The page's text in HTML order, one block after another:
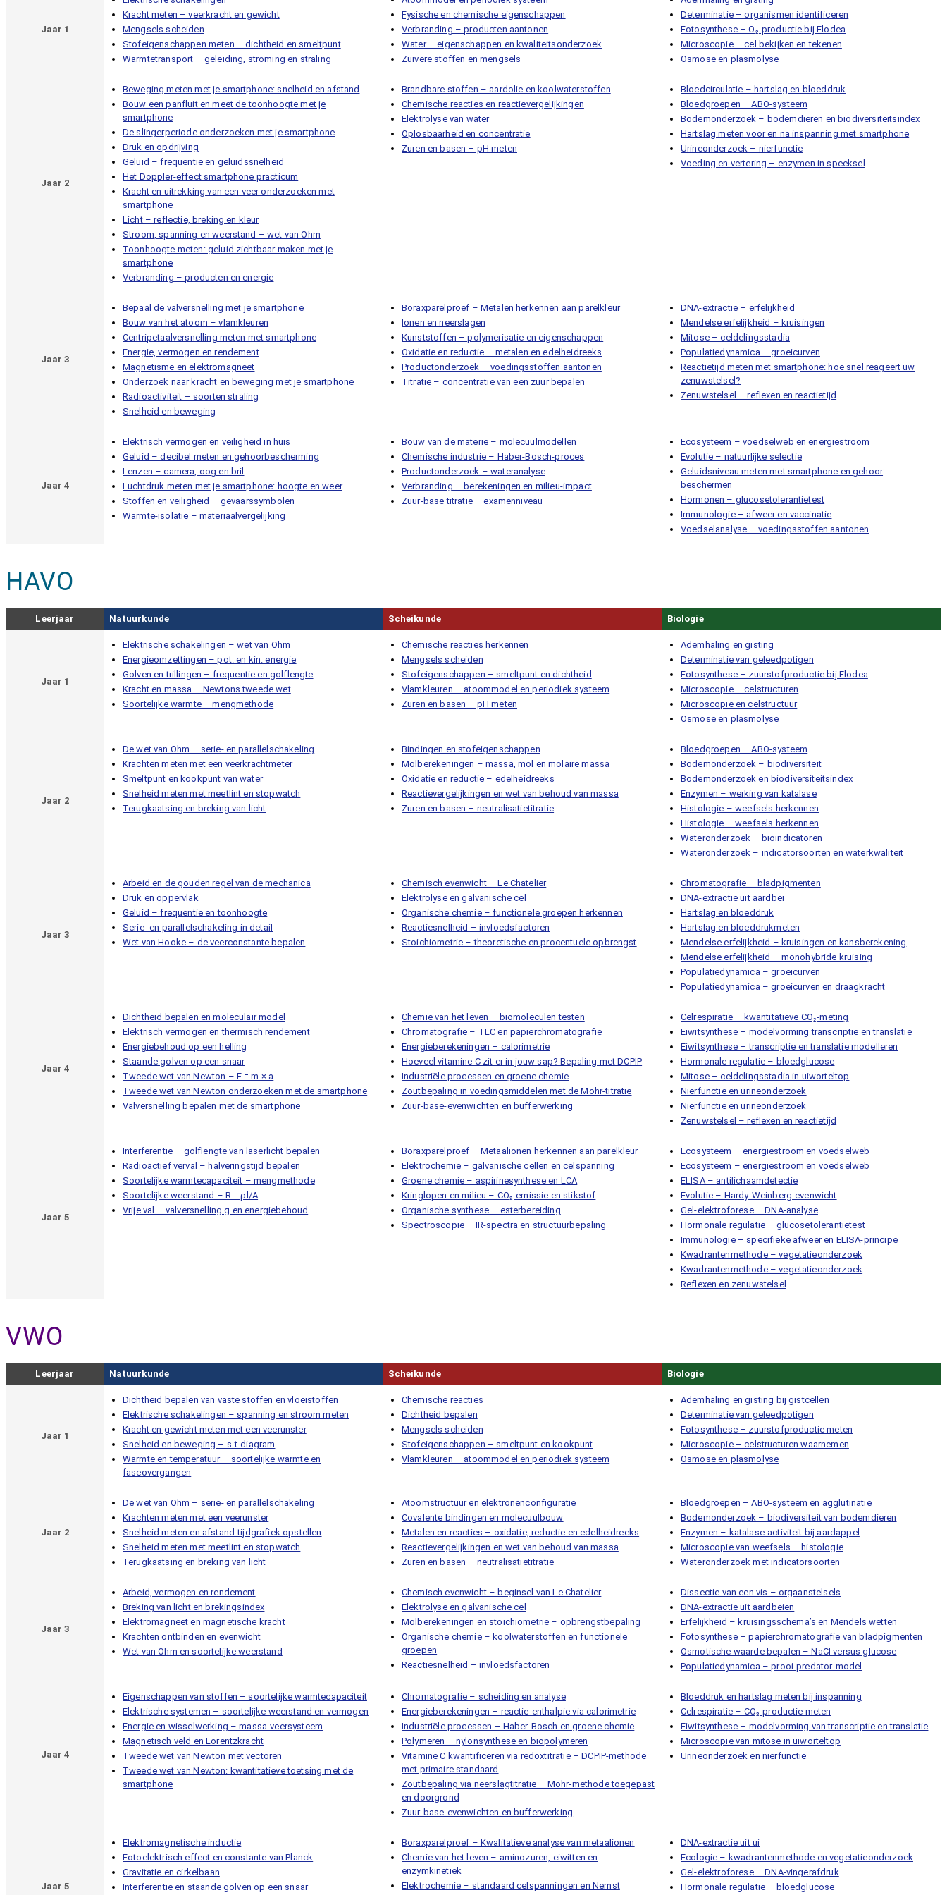
Jaar 1
Kracht meten – veerkracht en gewicht
Mengsels scheiden
Stofeigenschappen meten – dichtheid en smeltpunt
Warmtetransport – geleiding, stroming en straling
Fysische en chemische eigenschappen
Verbranding – producten aantonen
Water – eigenschappen en kwaliteitsonderzoek
Zuivere stoffen en mengsels
Determinatie – organismen identificeren
Fotosynthese – O₂-productie bij Elodea
Microscopie – cel bekijken en tekenen
Osmose en plasmolyse
Jaar 2
Beweging meten met je smartphone: snelheid en afstand
Bouw een panfluit en meet de toonhoogte met je
smartphone
De slingerperiode onderzoeken met je smartphone
Druk en opdrijving
Geluid – frequentie en geluidssnelheid
Het Doppler-effect smartphone practicum
Kracht en uitrekking van een veer onderzoeken met
smartphone
Licht – reflectie, breking en kleur
Stroom, spanning en weerstand – wet van Ohm
Toonhoogte meten: geluid zichtbaar maken met je
smartphone
Verbranding – producten en energie
Brandbare stoffen – aardolie en koolwaterstoffen
Chemische reacties en reactievergelijkingen
Elektrolyse van water
Oplosbaarheid en concentratie
Zuren en basen – pH meten
Bloedcirculatie – hartslag en bloeddruk
Bloedgroepen – ABO-systeem
Bodemonderzoek – bodemdieren en biodiversiteitsindex
Hartslag meten voor en na inspanning met smartphone
Urineonderzoek – nierfunctie
Voeding en vertering – enzymen in speeksel
Jaar 3
Bepaal de valversnelling met je smartphone
Bouw van het atoom – vlamkleuren
Centripetaalversnelling meten met smartphone
Energie, vermogen en rendement
Magnetisme en elektromagneet
Onderzoek naar kracht en beweging met je smartphone
Radioactiviteit – soorten straling
Snelheid en beweging
Boraxparelproef – Metalen herkennen aan parelkleur
Ionen en neerslagen
Kunststoffen – polymerisatie en eigenschappen
Oxidatie en reductie – metalen en edelheidreeks
Productonderzoek – voedingsstoffen aantonen
Titratie – concentratie van een zuur bepalen
DNA-extractie – erfelijkheid
Mendelse erfelijkheid – kruisingen
Mitose – celdelingsstadia
Populatiedynamica – groeicurven
Reactietijd meten met smartphone: hoe snel reageert uw
zenuwstelsel?
Zenuwstelsel – reflexen en reactietijd
Jaar 4
Elektrisch vermogen en veiligheid in huis
Geluid – decibel meten en gehoorbescherming
Lenzen – camera, oog en bril
Luchtdruk meten met je smartphone: hoogte en weer
Stoffen en veiligheid – gevaarssymbolen
Warmte-isolatie – materiaalvergelijking
Bouw van de materie – molecuulmodellen
Chemische industrie – Haber-Bosch-proces
Productonderzoek – wateranalyse
Verbranding – berekeningen en milieu-impact
Zuur-base titratie – examenniveau
Ecosysteem – voedselweb en energiestroom
Evolutie – natuurlijke selectie
Geluidsniveau meten met smartphone en gehoor
beschermen
Hormonen – glucosetolerantietest
Immunologie – afweer en vaccinatie
Voedselanalyse – voedingsstoffen aantonen
HAVO
Leerjaar Natuurkunde Scheikunde Biologie
Jaar 1
Elektrische schakelingen – wet van Ohm
Energieomzettingen – pot. en kin. energie
Golven en trillingen – frequentie en golflengte
Kracht en massa – Newtons tweede wet
Soortelijke warmte – mengmethode
Chemische reacties herkennen
Mengsels scheiden
Stofeigenschappen – smeltpunt en dichtheid
Vlamkleuren – atoommodel en periodiek systeem
Zuren en basen – pH meten
Ademhaling en gisting
Determinatie van geleedpotigen
Fotosynthese – zuurstofproductie bij Elodea
Microscopie – celstructuren
Microscopie en celstructuur
Osmose en plasmolyse
Jaar 2
De wet van Ohm – serie- en parallelschakeling
Krachten meten met een veerkrachtmeter
Smeltpunt en kookpunt van water
Snelheid meten met meetlint en stopwatch
Terugkaatsing en breking van licht
Bindingen en stofeigenschappen
Molberekeningen – massa, mol en molaire massa
Oxidatie en reductie – edelheidreeks
Reactievergelijkingen en wet van behoud van massa
Zuren en basen – neutralisatietitratie
Bloedgroepen – ABO-systeem
Bodemonderzoek – biodiversiteit
Bodemonderzoek en biodiversiteitsindex
Enzymen – werking van katalase
Histologie – weefsels herkennen
Histologie – weefsels herkennen
Wateronderzoek – bioindicatoren
Wateronderzoek – indicatorsoorten en waterkwaliteit
Jaar 3
Arbeid en de gouden regel van de mechanica
Druk en oppervlak
Geluid – frequentie en toonhoogte
Serie- en parallelschakeling in detail
Wet van Hooke – de veerconstante bepalen
Chemisch evenwicht – Le Chatelier
Elektrolyse en galvanische cel
Organische chemie – functionele groepen herkennen
Reactiesnelheid – invloedsfactoren
Stoichiometrie – theoretische en procentuele opbrengst
Chromatografie – bladpigmenten
DNA-extractie uit aardbei
Hartslag en bloeddruk
Hartslag en bloeddrukmeten
Mendelse erfelijkheid – kruisingen en kansberekening
Mendelse erfelijkheid – monohybride kruising
Populatiedynamica – groeicurven
Populatiedynamica – groeicurven en draagkracht
Jaar 4
Dichtheid bepalen en moleculair model
Elektrisch vermogen en thermisch rendement
Energiebehoud op een helling
Staande golven op een snaar
Tweede wet van Newton – F = m × a
Tweede wet van Newton onderzoeken met de smartphone
Valversnelling bepalen met de smartphone
Chemie van het leven – biomoleculen testen
Chromatografie – TLC en papierchromatografie
Energieberekeningen – calorimetrie
Hoeveel vitamine C zit er in jouw sap? Bepaling met DCPIP
Industriële processen en groene chemie
Zoutbepaling in voedingsmiddelen met de Mohr-titratie
Zuur-base-evenwichten en bufferwerking
Celrespiratie – kwantitatieve CO₂-meting
Eiwitsynthese – modelvorming transcriptie en translatie
Eiwitsynthese – transcriptie en translatie modelleren
Hormonale regulatie – bloedglucose
Mitose – celdelingsstadia in uiworteltop
Nierfunctie en urineonderzoek
Nierfunctie en urineonderzoek
Zenuwstelsel – reflexen en reactietijd
Jaar 5
Interferentie – golflengte van laserlicht bepalen
Radioactief verval – halveringstijd bepalen
Soortelijke warmtecapaciteit – mengmethode
Soortelijke weerstand – R = ρl/A
Vrije val – valversnelling g en energiebehoud
Boraxparelproef – Metaalionen herkennen aan parelkleur
Elektrochemie – galvanische cellen en celspanning
Groene chemie – aspirinesynthese en LCA
Kringlopen en milieu – CO₂-emissie en stikstof
Organische synthese – esterbereiding
Spectroscopie – IR-spectra en structuurbepaling
Ecosysteem – energiestroom en voedselweb
Ecosysteem – energiestroom en voedselweb
ELISA – antilichaamdetectie
Evolutie – Hardy-Weinberg-evenwicht
Gel-elektroforese – DNA-analyse
Hormonale regulatie – glucosetolerantietest
Immunologie – specifieke afweer en ELISA-principe
Kwadrantenmethode – vegetatieonderzoek
Kwadrantenmethode – vegetatieonderzoek
Reflexen en zenuwstelsel
VWO
Leerjaar Natuurkunde Scheikunde Biologie
Jaar 1
Dichtheid bepalen van vaste stoffen en vloeistoffen
Elektrische schakelingen – spanning en stroom meten
Kracht en gewicht meten met een veerunster
Snelheid en beweging – s-t-diagram
Warmte en temperatuur – soortelijke warmte en
faseovergangen
Chemische reacties
Dichtheid bepalen
Mengsels scheiden
Stofeigenschappen – smeltpunt en kookpunt
Vlamkleuren – atoommodel en periodiek systeem
Ademhaling en gisting bij gistcellen
Determinatie van geleedpotigen
Fotosynthese – zuurstofproductie meten
Microscopie – celstructuren waarnemen
Osmose en plasmolyse
Jaar 2
De wet van Ohm – serie- en parallelschakeling
Krachten meten met een veerunster
Snelheid meten en afstand-tijdgrafiek opstellen
Snelheid meten met meetlint en stopwatch
Terugkaatsing en breking van licht
Atoomstructuur en elektronenconfiguratie
Covalente bindingen en molecuulbouw
Metalen en reacties – oxidatie, reductie en edelheidreeks
Reactievergelijkingen en wet van behoud van massa
Zuren en basen – neutralisatietitratie
Bloedgroepen – ABO-systeem en agglutinatie
Bodemonderzoek – biodiversiteit van bodemdieren
Enzymen – katalase-activiteit bij aardappel
Microscopie van weefsels – histologie
Wateronderzoek met indicatorsoorten
Jaar 3
Arbeid, vermogen en rendement
Breking van licht en brekingsindex
Elektromagneet en magnetische kracht
Krachten ontbinden en evenwicht
Wet van Ohm en soortelijke weerstand
Chemisch evenwicht – beginsel van Le Chatelier
Elektrolyse en galvanische cel
Molberekeningen en stoichiometrie – opbrengstbepaling
Organische chemie – koolwaterstoffen en functionele
groepen
Reactiesnelheid – invloedsfactoren
Dissectie van een vis – orgaanstelsels
DNA-extractie uit aardbeien
Erfelijkheid – kruisingsschema’s en Mendels wetten
Fotosynthese – papierchromatografie van bladpigmenten
Osmotische waarde bepalen – NaCl versus glucose
Populatiedynamica – prooi-predator-model
Jaar 4
Eigenschappen van stoffen – soortelijke warmtecapaciteit
Elektrische systemen – soortelijke weerstand en vermogen
Energie en wisselwerking – massa-veersysteem
Magnetisch veld en Lorentzkracht
Tweede wet van Newton met vectoren
Tweede wet van Newton: kwantitatieve toetsing met de
smartphone
Chromatografie – scheiding en analyse
Energieberekeningen – reactie-enthalpie via calorimetrie
Industriële processen – Haber-Bosch en groene chemie
Polymeren – nylonsynthese en biopolymeren
Vitamine C kwantificeren via redoxtitratie – DCPIP-methode
met primaire standaard
Zoutbepaling via neerslagtitratie – Mohr-methode toegepast
en doorgrond
Zuur-base-evenwichten en bufferwerking
Bloeddruk en hartslag meten bij inspanning
Celrespiratie – CO₂-productie meten
Eiwitsynthese – modelvorming van transcriptie en translatie
Microscopie van mitose in uiworteltop
Urineonderzoek en nierfunctie
Jaar 5
Elektromagnetische inductie
Fotoelektrisch effect en constante van Planck
Gravitatie en cirkelbaan
Interferentie en staande golven op een snaar
Boraxparelproef – Kwalitatieve analyse van metaalionen
Chemie van het leven – aminozuren, eiwitten en
enzymkinetiek
Elektrochemie – standaard celspanningen en Nernst
DNA-extractie uit ui
Ecologie – kwadrantenmethode en vegetatieonderzoek
Gel-elektroforese – DNA-vingerafdruk
Hormonale regulatie – bloedglucose